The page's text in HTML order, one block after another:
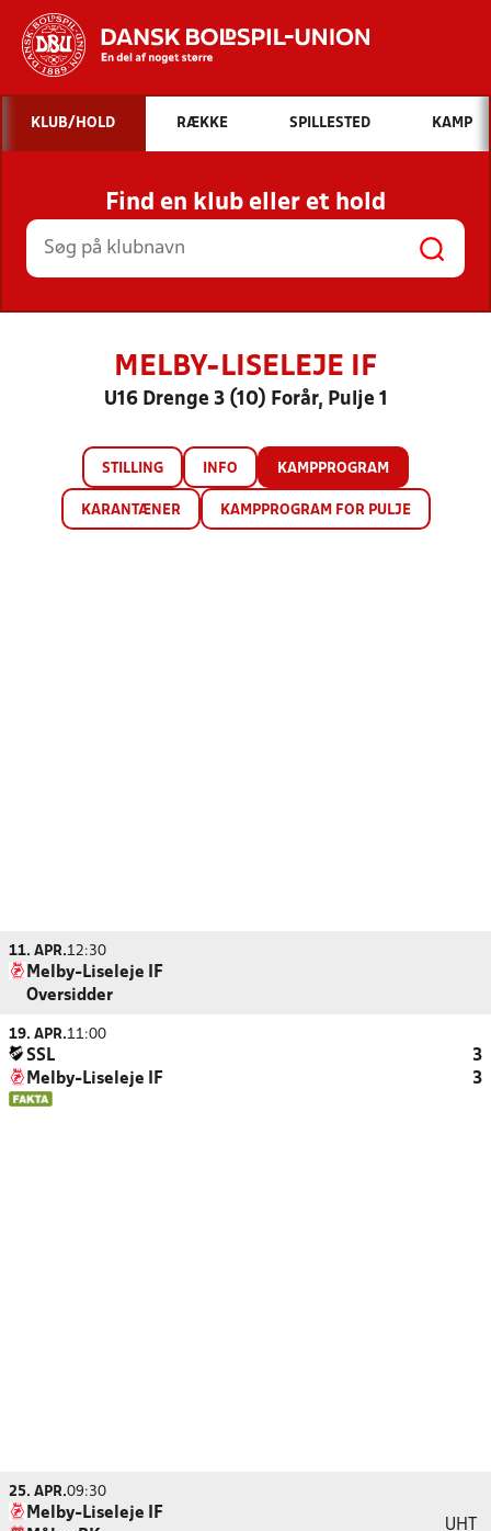
Hvad vil du søge efter?
INDHOLD OG NYHEDER
STILLINGER, RESULTATER, KLUBBER OG
HOLD
KLUB/HOLD RÆKKE SPILLESTED KAMP
Find en klub eller et hold
MELBY-LISELEJE IF
U16 Drenge 3 (10) Forår, Pulje 1
STILLING INFO KAMPPROGRAM
KARANTÆNER KAMPPROGRAM FOR PULJE
11. APR.12:30
Melby-Liseleje IF
Oversidder
19. APR.11:00
SSL
3
Melby-Liseleje IF
3
25. APR.09:30
Melby-Liseleje IF
UHT